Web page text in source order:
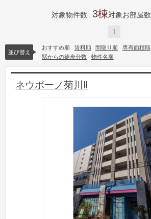
対象物件数 3 対象お部屋数
1
並び替え
おすすめ順 賃料順 間取り順 専有面積順
駅からの徒歩分数
物件名順
ネウボーノ菊川Ⅱ